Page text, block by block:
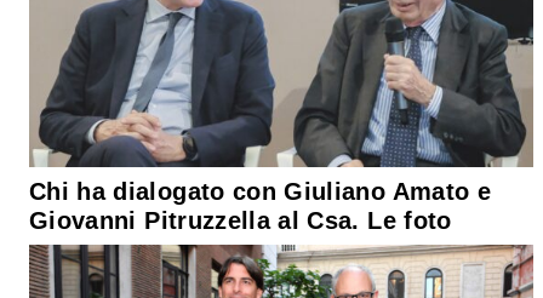
Chi ha dialogato con Giuliano Amato e
Giovanni Pitruzzella al Csa. Le foto